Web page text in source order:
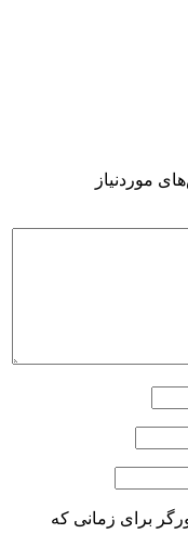
موردنیاز
برای زمانی که